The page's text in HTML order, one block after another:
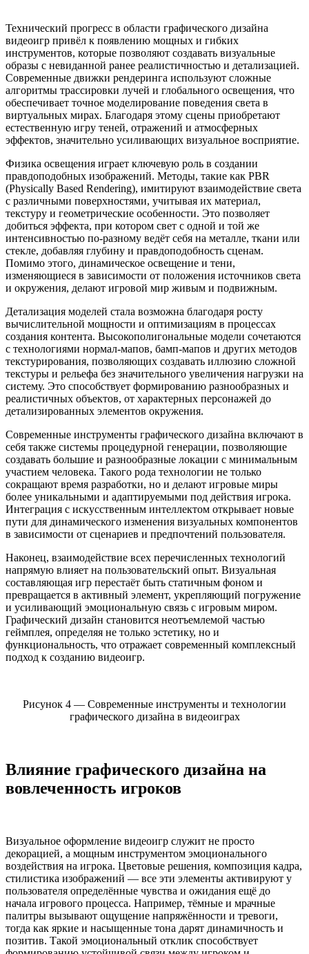
Технический прогресс в области графического дизайна
видеоигр привёл к появлению мощных и гибких
инструментов, которые позволяют создавать визуальные
образы с невиданной ранее реалистичностью и детализацией.
Современные движки рендеринга используют сложные
алгоритмы трассировки лучей и глобального освещения, что
обеспечивает точное моделирование поведения света в
виртуальных мирах. Благодаря этому сцены приобретают
естественную игру теней, отражений и атмосферных
эффектов, значительно усиливающих визуальное восприятие.
Физика освещения играет ключевую роль в создании
правдоподобных изображений. Методы, такие как PBR
(Physically Based Rendering), имитируют взаимодействие света
с различными поверхностями, учитывая их материал,
текстуру и геометрические особенности. Это позволяет
добиться эффекта, при котором свет с одной и той же
интенсивностью по-разному ведёт себя на металле, ткани или
стекле, добавляя глубину и правдоподобность сценам.
Помимо этого, динамическое освещение и тени,
изменяющиеся в зависимости от положения источников света
и окружения, делают игровой мир живым и подвижным.
Детализация моделей стала возможна благодаря росту
вычислительной мощности и оптимизациям в процессах
создания контента. Высокополигональные модели сочетаются
с технологиями нормал-мапов, бамп-мапов и других методов
текстурирования, позволяющих создавать иллюзию сложной
текстуры и рельефа без значительного увеличения нагрузки на
систему. Это способствует формированию разнообразных и
реалистичных объектов, от характерных персонажей до
детализированных элементов окружения.
Современные инструменты графического дизайна включают в
себя также системы процедурной генерации, позволяющие
создавать большие и разнообразные локации с минимальным
участием человека. Такого рода технологии не только
сокращают время разработки, но и делают игровые миры
более уникальными и адаптируемыми под действия игрока.
Интеграция с искусственным интеллектом открывает новые
пути для динамического изменения визуальных компонентов
в зависимости от сценариев и предпочтений пользователя.
Наконец, взаимодействие всех перечисленных технологий
напрямую влияет на пользовательский опыт. Визуальная
составляющая игр перестаёт быть статичным фоном и
превращается в активный элемент, укрепляющий погружение
и усиливающий эмоциональную связь с игровым миром.
Графический дизайн становится неотъемлемой частью
геймплея, определяя не только эстетику, но и
функциональность, что отражает современный комплексный
подход к созданию видеоигр.
Рисунок 4 — Современные инструменты и технологии
графического дизайна в видеоиграх
Влияние графического дизайна на
вовлеченность игроков
Визуальное оформление видеоигр служит не просто
декорацией, а мощным инструментом эмоционального
воздействия на игрока. Цветовые решения, композиция кадра,
стилистика изображений — все эти элементы активируют у
пользователя определённые чувства и ожидания ещё до
начала игрового процесса. Например, тёмные и мрачные
палитры вызывают ощущение напряжённости и тревоги,
тогда как яркие и насыщенные тона дарят динамичность и
позитив. Такой эмоциональный отклик способствует